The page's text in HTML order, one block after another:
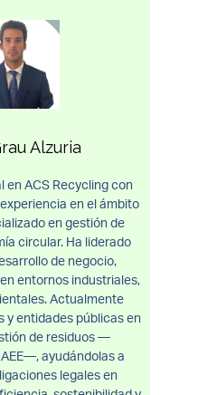
Alzuria
en ACS Recycling con
en el ámbito
en gestión de
circular. Ha liderado
de negocio,
entornos industriales,
Actualmente
y entidades públicas en
de residuos —
ayudándolas a
legales en